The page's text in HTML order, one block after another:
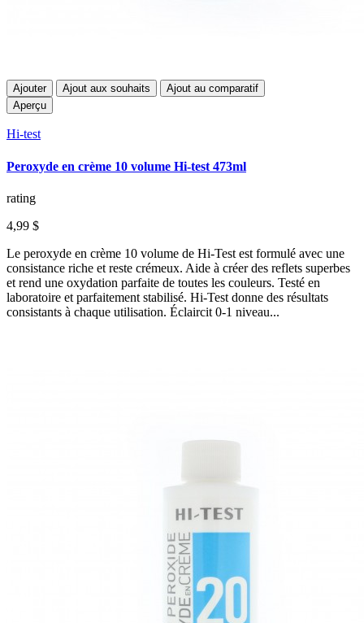
Ajouter Ajout aux souhaits
Ajout au comparatif
Aperçu
Hi-test
Peroxyde en crème 10 volume Hi-test 473ml
rating
4,99 $
Le peroxyde en crème 10 volume de Hi-Test est formulé avec une
consistance riche et reste crémeux. Aide à créer des reflets superbes
et rend une oxydation parfaite de toutes les couleurs. Testé en
laboratoire et parfaitement stabilisé. Hi-Test donne des résultats
consistants à chaque utilisation. Éclaircit 0-1 niveau...